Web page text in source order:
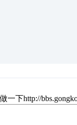
下http://